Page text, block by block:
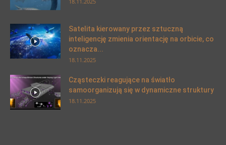
Satelita kierowany przez sztuczną
inteligencję zmienia orientację na orbicie, co
oznacza...
18.11.2025
Cząsteczki reagujące na światło
samoorganizują się w dynamiczne struktury
18.11.2025